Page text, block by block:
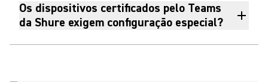
Os dispositivos certificados pelo Teams
da Shure exigem configuração especial?